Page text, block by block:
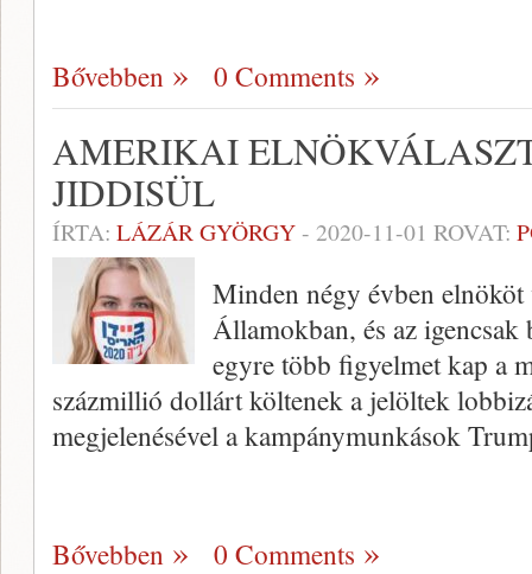
Bővebben 0 Comments
AMERIKAI
JIDDISÜL
ÍRTA: LÁZÁR GYÖRGY- 2020-11-01 ROVAT:
Minden négy évben elnököt
Államokban, és az
egyre több figyelmet kap a
százmillió dollárt költenek a jelöltek
megjelenésével a kampánymunkások
Bővebben 0 Comments